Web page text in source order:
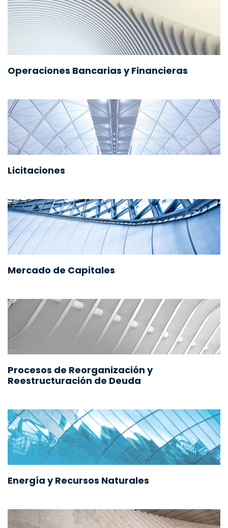
Operaciones Bancarias y Financieras
Licitaciones
Mercado de Capitales
Procesos de Reorganización y
Reestructuración de Deuda
Energía y Recursos Naturales